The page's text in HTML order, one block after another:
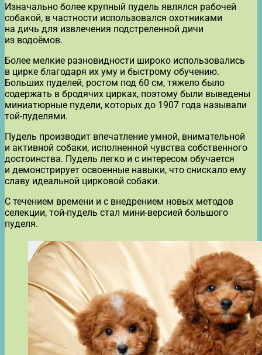
Изначально более крупный пудель являлся рабочей
собакой, в частности использовался охотниками
на дичь для извлечения подстреленной дичи
из водоёмов.
Более мелкие разновидности широко использовались
в цирке благодаря их уму и быстрому обучению.
Больших пуделей, ростом под 60 см, тяжело было
содержать в бродячих цирках, поэтому были выведены
миниатюрные пудели, которых до 1907 года называли
той-пуделями.
Пудель производит впечатление умной, внимательной
и активной собаки, исполненной чувства собственного
достоинства. Пудель легко и с интересом обучается
и демонстрирует освоенные навыки, что снискало ему
славу идеальной цирковой собаки.
С течением времени и с внедрением новых методов
селекции, той-пудель стал мини-версией большого
пуделя.